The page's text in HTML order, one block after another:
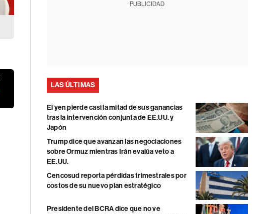
PUBLICIDAD
LAS ÚLTIMAS
El yen pierde casi la mitad de sus ganancias
tras la intervención conjunta de EE.UU. y
Japón
Trump dice que avanzan las negociaciones
sobre Ormuz mientras Irán evalúa veto a
EE.UU.
Cencosud reporta pérdidas trimestrales por
costos de su nuevo plan estratégico
Presidente del BCRA dice que no ve